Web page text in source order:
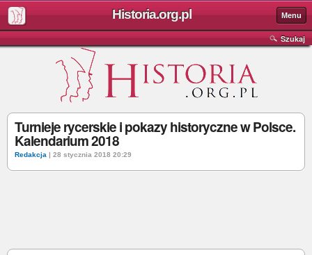
Historia.org.pl Menu
Szukaj
Turnieje rycerskie i pokazy historyczne w Polsce.
Kalendarium 2018
Redakcja | 28 stycznia 2018 20:29